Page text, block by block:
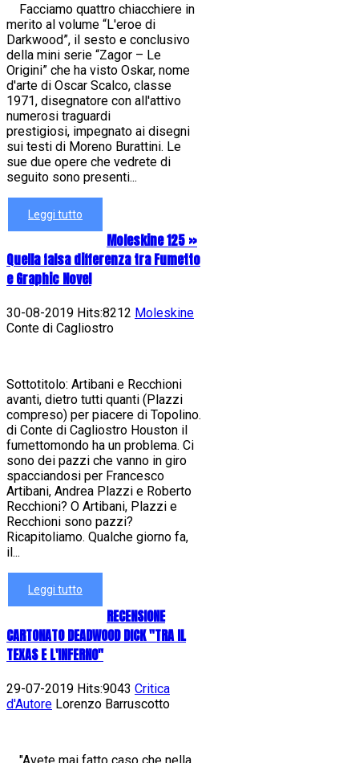
Facciamo quattro chiacchiere in
merito al volume “L'eroe di
Darkwood”, il sesto e conclusivo
della mini serie “Zagor – Le
Origini” che ha visto Oskar, nome
d'arte di Oscar Scalco, classe
1971, disegnatore con all'attivo
numerosi traguardi
prestigiosi, impegnato ai disegni
sui testi di Moreno Burattini. Le
sue due opere che vedrete di
seguito sono presenti...
Leggi tutto
Moleskine 125 »
Quella falsa differenza tra Fumetto
e Graphic Novel
30-08-2019 Hits:8212 Moleskine
Conte di Cagliostro
Sottotitolo: Artibani e Recchioni
avanti, dietro tutti quanti (Plazzi
compreso) per piacere di Topolino.
di Conte di Cagliostro Houston il
fumettomondo ha un problema. Ci
sono dei pazzi che vanno in giro
spacciandosi per Francesco
Artibani, Andrea Plazzi e Roberto
Recchioni? O Artibani, Plazzi e
Recchioni sono pazzi?
Ricapitoliamo. Qualche giorno fa,
il...
Leggi tutto
RECENSIONE
CARTONATO DEADWOOD DICK "TRA IL
TEXAS E L'INFERNO"
29-07-2019 Hits:9043 Critica
d'Autore Lorenzo Barruscotto